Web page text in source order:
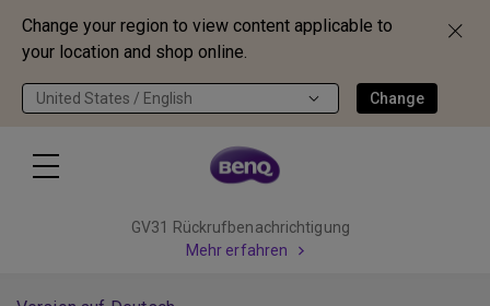
Change your region to view content applicable to
your location and shop online.
United States / English Change
GV31 Rückrufbenachrichtigung
Mehr erfahren